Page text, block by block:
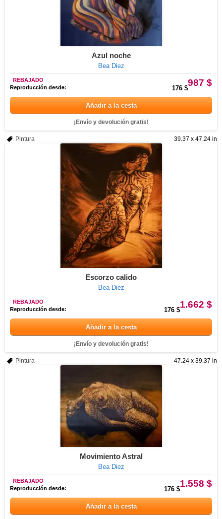
Azul noche
Bea Diez
987 $
REBAJADO
Reproducción desde:
176 $
Añadir a la cesta
¡Envío y devolución gratis!
39.37 x 47.24 in
Pintura
Escorzo calido
Bea Diez
1.662 $
REBAJADO
Reproducción desde:
176 $
Añadir a la cesta
¡Envío y devolución gratis!
47.24 x 39.37 in
Pintura
Movimiento Astral
Bea Diez
1.558 $
REBAJADO
Reproducción desde:
176 $
Añadir a la cesta